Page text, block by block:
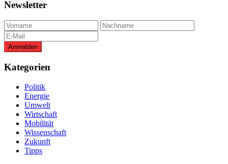
Newsletter
Kategorien
Politik
Energie
Umwelt
Wirtschaft
Mobilität
Wissenschaft
Zukunft
Tipps